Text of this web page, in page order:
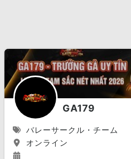
GA179
バレーサークル・チーム
オンライン